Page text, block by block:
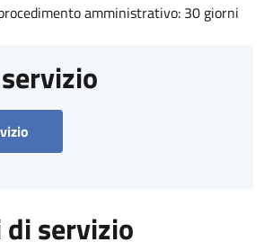
amministrativo: 30 giorni
servizio